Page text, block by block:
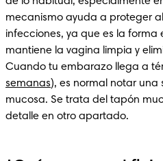
mecanismo ayuda a proteger
infecciones, ya que es la forma
mantiene la vagina limpia y
Cuando tu embarazo llega a
semanas), es normal notar
mucosa. Se trata del tapón
detalle en otro apartado.